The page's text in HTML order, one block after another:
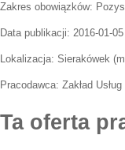
Zakres obowiązków:
Data publikacji: 2016-01-05
Lokalizacja: Sierakówek (
Pracodawca: Zakład
Ta oferta